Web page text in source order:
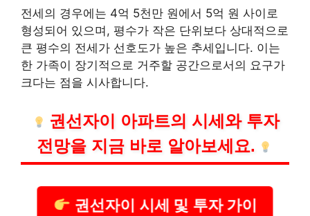
전세의 경우에는 4억 5천만 원에서 5억 원 사이로
형성되어 있으며, 평수가 작은 단위보다 상대적으로
큰 평수의 전세가 선호도가 높은 추세입니다. 이는
한 가족이 장기적으로 거주할 공간으로서의 요구가
크다는 점을 시사합니다.
권선자이 아파트의 시세와 투자
전망을 지금 바로 알아보세요.
권선자이 시세 및 투자 가이